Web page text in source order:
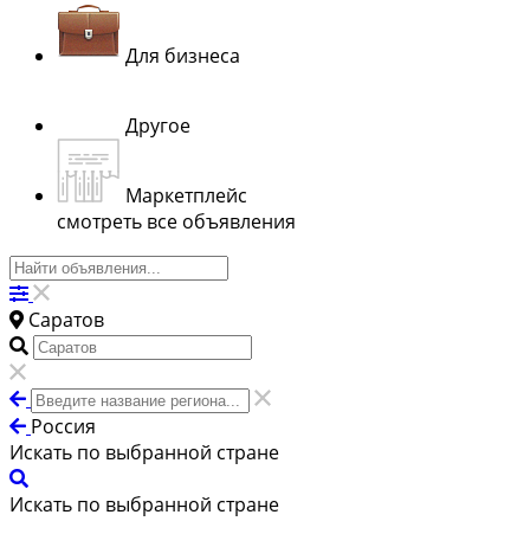
Для бизнеса
Другое
Маркетплейс
смотреть все объявления
Саратов
Россия
Искать по выбранной стране
Искать по выбранной стране